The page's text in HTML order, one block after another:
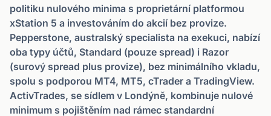
politiku nulového minima s proprietární platformou
xStation 5 a investováním do akcií bez provize.
Pepperstone, australský specialista na exekuci, nabízí
oba typy účtů, Standard (pouze spread) i Razor
(surový spread plus provize), bez minimálního vkladu,
spolu s podporou MT4, MT5, cTrader a TradingView.
ActivTrades, se sídlem v Londýně, kombinuje nulové
minimum s pojištěním nad rámec standardní